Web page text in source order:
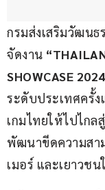
กรมส่งเสริมวัฒนธ
จัดงาน
SHOWCASE
ระดับประเทศครั้
เกมไทยให้ไปไกล
พัฒนาขีดความสา
เมอร์ และเยาวช